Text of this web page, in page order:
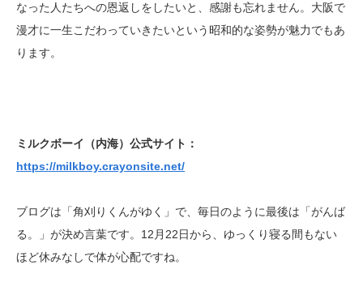
なった人たちへの恩返しをしたいと、感謝も忘れません。大阪で
漫才に一生こだわっていきたいという昭和的な姿勢が魅力でもあ
ります。
ミルクボーイ（内海）公式サイト：
https://milkboy.crayonsite.net/
ブログは「角刈りくんがゆく」で、毎日のように最後は「がんば
る。」が決め言葉です。12月22日から、ゆっくり寝る間もない
ほど休みなしで体が心配ですね。